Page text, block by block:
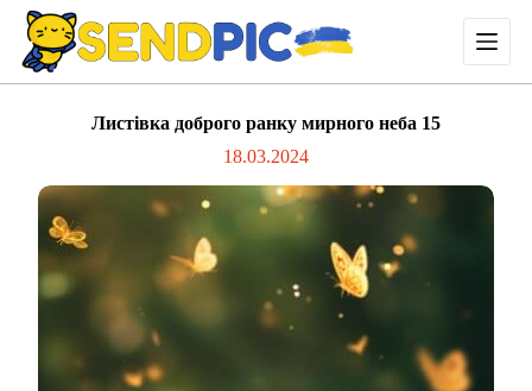
П
е
р
е
Листівка доброго ранку мирного неба 15
18.03.2024